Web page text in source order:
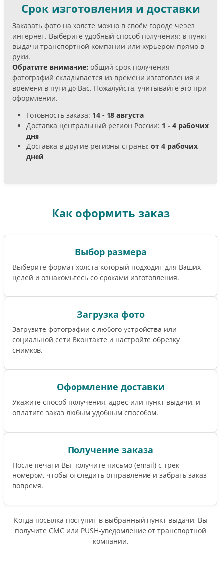
Срок изготовления и доставки
Заказать фото на холсте можно в своём городе через
интернет. Выберите удобный способ получения: в пункт
выдачи транспортной компании или курьером прямо в
руки.
Обратите внимание: общий срок получения
фотографий складывается из времени изготовления и
времени в пути до Вас. Пожалуйста, учитывайте это при
оформлении.
Готовность заказа: 14 - 18 августа
Доставка центральный регион России: 1 - 4 рабочих
дня
Доставка в другие регионы страны: от 4 рабочих
дней
Как оформить заказ
Выбор размера
Выберите формат холста который подходит для Ваших
целей и ознакомьтесь со сроками изготовления.
Загрузка фото
Загрузите фотографии с любого устройства или
социальной сети Вконтакте и настройте обрезку
снимков.
Оформление доставки
Укажите способ получения, адрес или пункт выдачи, и
оплатите заказ любым удобным способом.
Получение заказа
После печати Вы получите письмо (email) c трек-
номером, чтобы отследить отправление и забрать заказ
вовремя.
Когда посылка поступит в выбранный пункт выдачи, Вы
получите СМС или PUSH-уведомление от транспортной
компании.